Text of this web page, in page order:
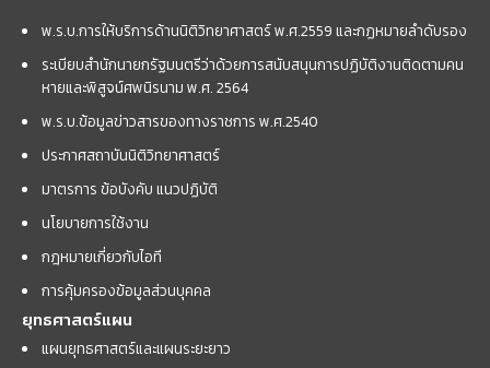
พ.ร.บ.การให้บริการด้านนิติวิทยาศาสตร์ พ.ศ.2559 และกฏหมายลำดับรอง
ระเบียบสำนักนายกรัฐมนตรีว่าด้วยการสนับสนุนการปฏิบัติงานติดตามคน
หายและพิสูจน์ศพนิรนาม พ.ศ. 2564
พ.ร.บ.ข้อมูลข่าวสารของทางราชการ พ.ศ.2540
ประกาศสถาบันนิติวิทยาศาสตร์
มาตรการ ข้อบังคับ แนวปฏิบัติ
นโยบายการใช้งาน
กฎหมายเกี่ยวกับไอที
การคุ้มครองข้อมูลส่วนบุคคล
ยุทธศาสตร์แผน
แผนยุทธศาสตร์และแผนระยะยาว